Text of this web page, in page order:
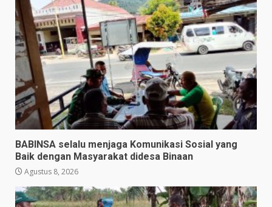
BABINSA selalu menjaga Komunikasi Sosial yang
Baik dengan Masyarakat didesa Binaan
Agustus 8, 2026